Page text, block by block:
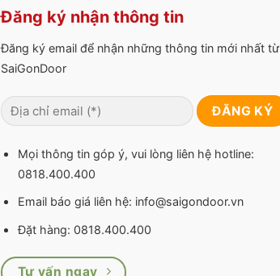
Đăng ký nhận thông tin
Đăng ký email để nhận những thông tin mới nhất từ
SaiGonDoor
Mọi thông tin góp ý, vui lòng liên hệ hotline:
0818.400.400
Email báo giá liên hệ: info@saigondoor.vn
Đặt hàng: 0818.400.400
Tư vấn ngay